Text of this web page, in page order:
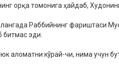
орқа томонига ҳайдаб,
Раббийнинг фариштаси
эди.
аломатни кўрай-чи, нима учун